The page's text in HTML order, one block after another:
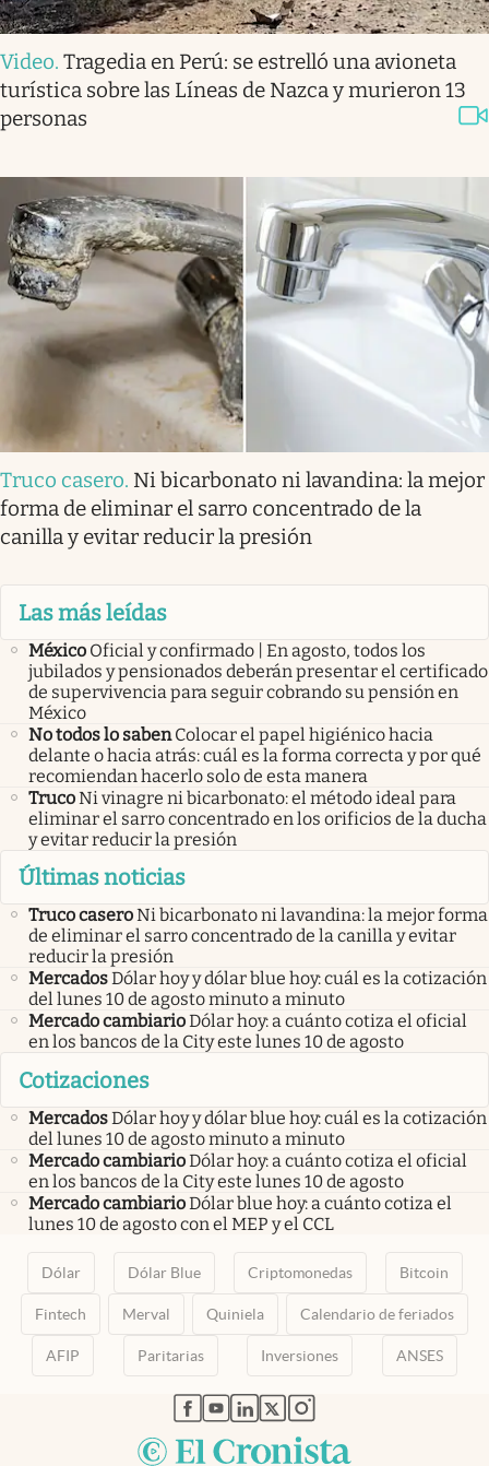
Video. Tragedia en Perú: se estrelló una avioneta
turística sobre las Líneas de Nazca y murieron 13
personas
Truco casero. Ni bicarbonato ni lavandina: la mejor
forma de eliminar el sarro concentrado de la
canilla y evitar reducir la presión
Las más leídas
México Oficial y confirmado | En agosto, todos los
jubilados y pensionados deberán presentar el certificado
de supervivencia para seguir cobrando su pensión en
México
No todos lo saben Colocar el papel higiénico hacia
delante o hacia atrás: cuál es la forma correcta y por qué
recomiendan hacerlo solo de esta manera
TrucoNi vinagre ni bicarbonato: el método ideal para
eliminar el sarro concentrado en los orificios de la ducha
y evitar reducir la presión
Últimas noticias
Truco caseroNi bicarbonato ni lavandina: la mejor forma
de eliminar el sarro concentrado de la canilla y evitar
reducir la presión
MercadosDólar hoy y dólar blue hoy: cuál es la cotización
del lunes 10 de agosto minuto a minuto
Mercado cambiarioDólar hoy: a cuánto cotiza el oficial
en los bancos de la City este lunes 10 de agosto
Cotizaciones
MercadosDólar hoy y dólar blue hoy: cuál es la cotización
del lunes 10 de agosto minuto a minuto
Mercado cambiarioDólar hoy: a cuánto cotiza el oficial
en los bancos de la City este lunes 10 de agosto
Mercado cambiarioDólar blue hoy: a cuánto cotiza el
lunes 10 de agosto con el MEP y el CCL
Dólar Dólar Blue Criptomonedas Bitcoin
Fintech Merval Quiniela Calendario de feriados
AFIP Paritarias Inversiones ANSES
abre en nueva pestaña
abre en nueva pestaña
abre en nueva pestaña
abre en nueva pestaña
abre en nueva pestaña